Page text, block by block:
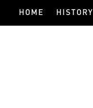
HOME HISTORY